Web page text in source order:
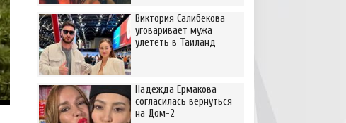
Виктория Салибекова
уговаривает мужа
улететь в Таиланд
Надежда Ермакова
согласилась вернуться
на Дом-2